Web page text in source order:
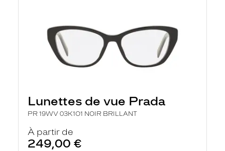
Lunettes de vue Prada
PR 19WV 03K1O1 NOIR BRILLANT
À partir de
249,00 €